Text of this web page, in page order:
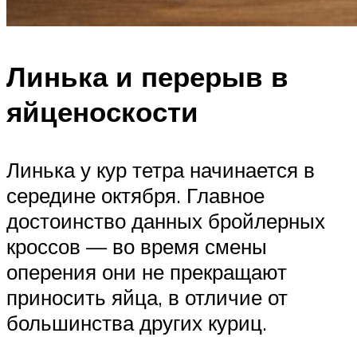
Линька и перерыв в
яйценоскости
Линька у кур тетра начинается в
середине октября. Главное
достоинство данных бройлерных
кроссов — во время смены
оперения они не прекращают
приносить яйца, в отличие от
большинства других куриц.